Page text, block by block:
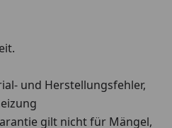
und Herstellungsfehler,
gilt nicht für Mängel,